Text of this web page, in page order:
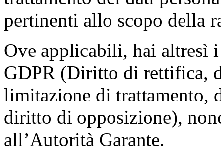
pertinenti allo scopo della
Ove applicabili, hai
GDPR (Diritto di rettifica,
limitazione di trattamento,
diritto di opposizione),
all’Autorità Garante.